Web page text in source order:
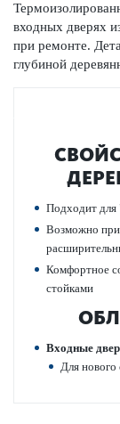
входных дверях
при ремонте.
глубиной
Подходит для
Возможно
Комфортное
стой­ками
Входные
Для нового